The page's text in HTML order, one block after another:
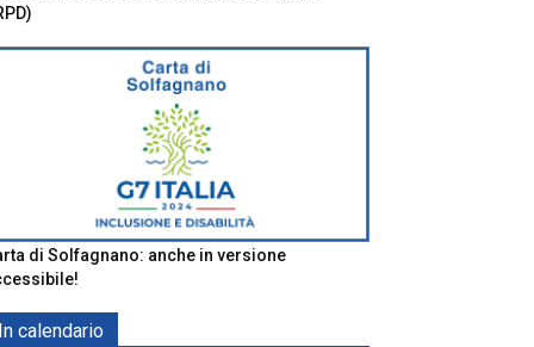
di Solfagnano: anche in versione
In calendario